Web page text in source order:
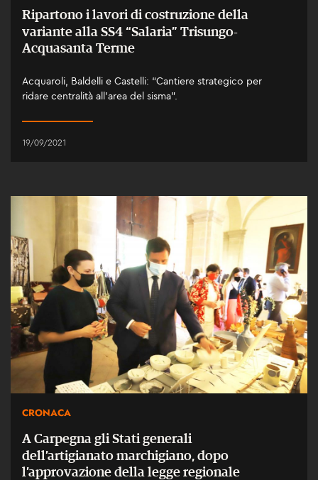
Ripartono i lavori di costruzione della
variante alla SS4 “Salaria” Trisungo-
Acquasanta Terme
Acquaroli, Baldelli e Castelli: “Cantiere strategico per
ridare centralità all’area del sisma”.
19/09/2021
CRONACA
A Carpegna gli Stati generali
dell’artigianato marchigiano, dopo
l’approvazione della legge regionale